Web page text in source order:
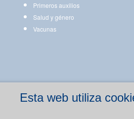
Esta web utiliza
Primeros auxilios
Salud y género
Vacunas